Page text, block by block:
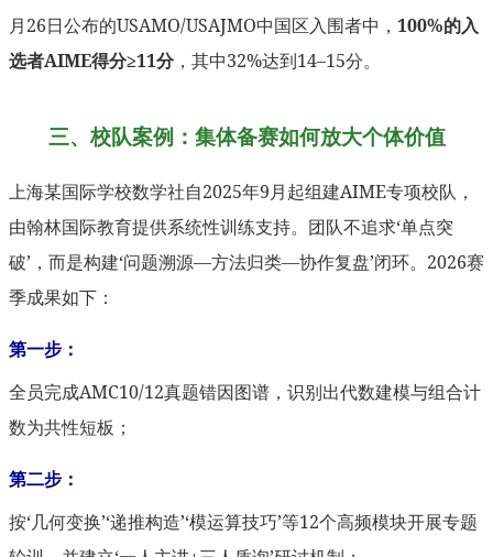
月26日公布的USAMO/USAJMO中国区入围者中， 100%的入
选者AIME得分≥11分，其中32%达到14–15分。
三、校队案例：集体备赛如何放大个体价值
上海某国际学校数学社自2025年9月起组建AIME专项校队，
由翰林国际教育提供系统性训练支持。团队不追求‘单点突
破’，而是构建‘问题溯源—方法归类—协作复盘’闭环。2026赛
季成果如下：
第一步：
全员完成AMC10/12真题错因图谱，识别出代数建模与组合计
数为共性短板；
第二步：
按‘几何变换’‘递推构造’‘模运算技巧’等12个高频模块开展专题